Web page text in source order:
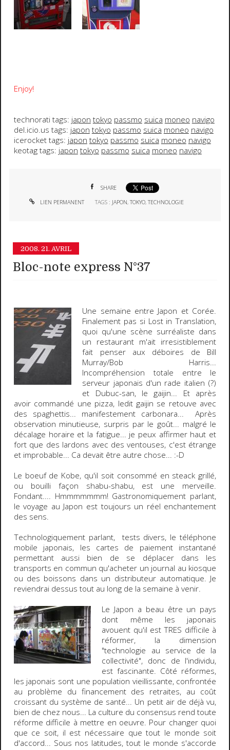
Enjoy!
technorati tags: japon tokyo passmo suica moneo navigo
del.icio.us tags: japon tokyo passmo suica moneo navigo
icerocket tags: japon tokyo passmo suica moneo navigo
keotag tags: japon tokyo passmo suica moneo navigo
SHARE
LIEN PERMANENT TAGS : JAPON,TOKYO,TECHNOLOGIE
2008. 21. AVRIL
Bloc-note express N°37
Une semaine entre Japon et Corée.
Finalement pas si Lost in Translation,
quoi qu'une scène surréaliste dans
un restaurant m'ait irresistiblement
fait penser aux déboires de Bill
Murray/Bob Harris...
Incompréhension totale entre le
serveur japonais d'un rade italien (?)
et Dubuc-san, le gaijin... Et après
avoir commandé une pizza, ledit gaijin se retouve avec
des spaghettis... manifestement carbonara... Après
observation minutieuse, surpris par le goût... malgré le
décalage horaire et la fatigue... je peux affirmer haut et
fort que des lardons avec des ventouses, c'est étrange
et improbable... Ca devait être autre chose... :-D
Le boeuf de Kobe, qu'il soit consommé en steack grillé,
ou bouilli façon shabu-shabu, est une merveille.
Fondant.... Hmmmmmmm!Gastronomiquement parlant,
le voyage au Japon est toujours un réel enchantement
des sens.
Technologiquement parlant, tests divers, letéléphone
mobile japonais, les cartes de paiement instantané
permettant aussi bien de se déplacer dans les
transports en commun qu'acheter un journal au kiosque
ou des boissons dans un distributeur automatique. Je
reviendrai dessus tout au long de la semaine à venir.
Le Japon a beau être un pays
dont même les japonais
avouent qu'il est TRES difficile à
réformer, la dimension
"technologie au service de la
collectivité", donc de l'individu,
estfascinante. Côté réformes,
les japonais sont une population vieillissante, confrontée
au problème du financement des retraites, au coût
croissant du système de santé... Un petit air de déjà vu,
bien de chez nous... La culture du consensus rend toute
réforme difficile à mettre en oeuvre. Pour changer quoi
que ce soit, il est nécessaire que tout le monde soit
d'accord... Sous nos latitudes, tout le monde s'accorde